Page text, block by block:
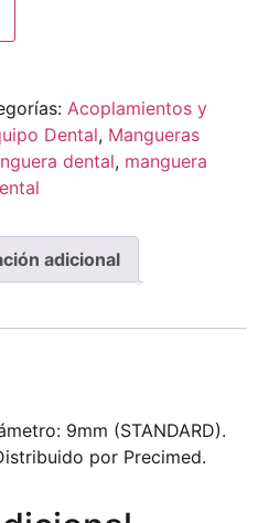
Acoplamientos y
Dental, Mangueras
dental, manguera
adicional
9mm (STANDARD).
por Precimed.